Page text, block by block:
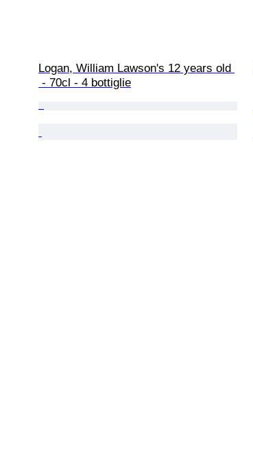
Logan, William Lawson's 12 years old
- 70cl - 4 bottiglie